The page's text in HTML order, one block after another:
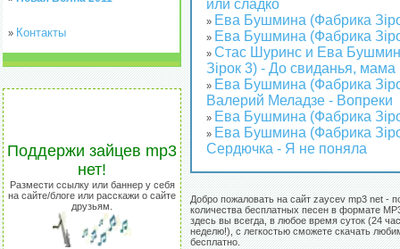
» Контакты
Поддержи зайцев mp3
нет!
Размести ссылку или баннер у себя
на сайте/блоге или расскажи о сайте
друзьям.
или сладко
» Ева Бушмина (Фабрика
» Ева Бушмина (Фабрика
» Стас Шуринс и Ева
Зірок 3) - До свиданья, мама
» Ева Бушмина (Фабрика
Валерий Меладзе - Вопреки
» Ева Бушмина (Фабрика
» Ева Бушмина (Фабрика
Сердючка - Я не поняла
Добро пожаловать на сайт zaycev mp3 net -
количества бесплатных песен в формате
здесь вы всегда, в любое время суток (24
неделю!), с легкостью сможете скачать
бесплатно.